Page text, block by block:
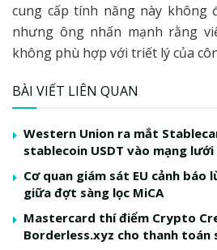
cung cấp tính năng này không
nhưng ông nhấn mạnh rằng
không phù hợp với triết lý của
BÀI VIẾT LIÊN QUAN
Western Union ra mắt
stablecoin USDT vào mạng lưới
Cơ quan giám sát EU cảnh báo
giữa đợt sàng lọc MiCA
Mastercard thí điểm Crypto
Borderless.xyz cho thanh toán